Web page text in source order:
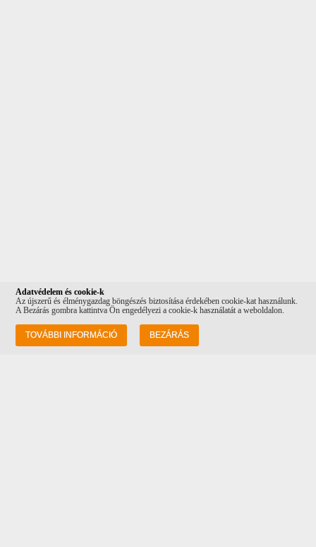
Információk
Adatvédelem és cookie-k
Az újszerű és élménygazdag böngészés biztosítása érdekében cookie-kat használunk.
A Bezárás gombra kattintva Ön engedélyezi a cookie-k használatát a weboldalon.
TOVÁBBI INFORMÁCIÓ BEZÁRÁS